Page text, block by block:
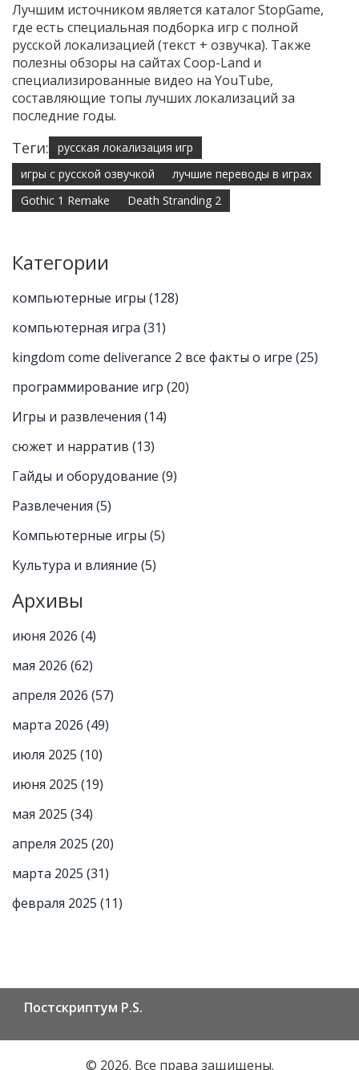
Лучшим источником является каталог StopGame,
где есть специальная подборка игр с полной
русской локализацией (текст + озвучка). Также
полезны обзоры на сайтах Coop-Land и
специализированные видео на YouTube,
составляющие топы лучших локализаций за
последние годы.
Теги:
русская локализация игр
игры с русской озвучкой
лучшие переводы в играх
Gothic 1 Remake
Death Stranding 2
Категории
компьютерные игры (128)
компьютерная игра (31)
kingdom come deliverance 2 все факты о игре (25)
программирование игр (20)
Игры и развлечения (14)
сюжет и нарратив (13)
Гайды и оборудование (9)
Развлечения (5)
Компьютерные игры (5)
Культура и влияние (5)
Архивы
июня 2026 (4)
мая 2026 (62)
апреля 2026 (57)
марта 2026 (49)
июля 2025 (10)
июня 2025 (19)
мая 2025 (34)
апреля 2025 (20)
марта 2025 (31)
февраля 2025 (11)
Постскриптум P.S.
© 2026. Все права защищены.